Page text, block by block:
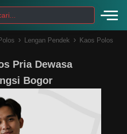
› Lengan Pendek › Kaos Polos
Pria Dewasa
Bogor